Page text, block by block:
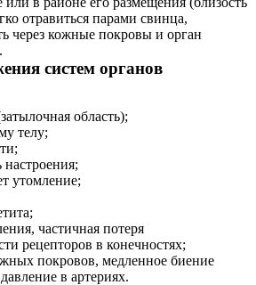
отравиться парами свинца,
через кожные покровы и орган
систем органов
область);
телу;
утомление;
частичная потеря
рецепторов в конечностях;
покровов, медленное биение
в артериях.